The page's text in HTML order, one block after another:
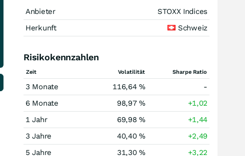
Anbieter
STOXX Indices
Herkunft
Schweiz
Risikokennzahlen
Zeit Volatilität Sharpe Ratio
3 Monate 116,64 %
-
6 Monate
98,97 %
+1,02
1 Jahr
69,98 %
+1,44
3 Jahre
40,40 %
+2,49
5 Jahre
31,30 % +3,22